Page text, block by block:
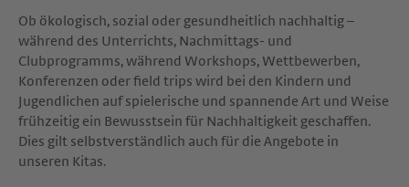
Ob ökologisch, sozial oder gesundheitlich nachhaltig –
während des Unterrichts, Nachmittags- und
Clubprogramms, während Workshops, Wettbewerben,
Konferenzen oder field trips wird bei den Kindern und
Jugendlichen auf spielerische und spannende Art und Weise
frühzeitig ein Bewusstsein für Nachhaltigkeit geschaffen.
Dies gilt selbstverständlich auch für die Angebote in
unseren Kitas.